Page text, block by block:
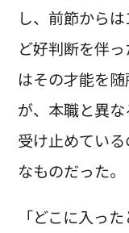
し、前節から
ど好判断を伴
はその才能を
が、本職と異
受け止めてい
なものだった。
「どこに入っ